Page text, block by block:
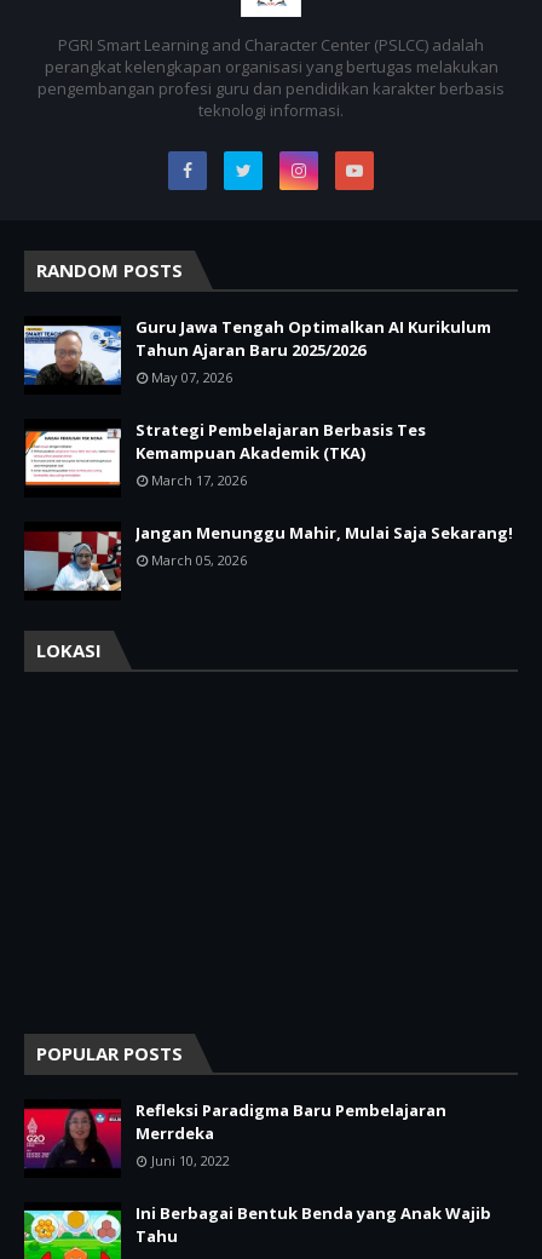
PGRI Smart Learning and Character Center (PSLCC) adalah
perangkat kelengkapan organisasi yang bertugas melakukan
pengembangan profesi guru dan pendidikan karakter berbasis
teknologi informasi.
RANDOM POSTS
Guru Jawa Tengah Optimalkan AI Kurikulum
Tahun Ajaran Baru 2025/2026
May 07, 2026
Strategi Pembelajaran Berbasis Tes
Kemampuan Akademik (TKA)
March 17, 2026
Jangan Menunggu Mahir, Mulai Saja Sekarang!
March 05, 2026
LOKASI
POPULAR POSTS
Refleksi Paradigma Baru Pembelajaran
Merrdeka
Juni 10, 2022
Ini Berbagai Bentuk Benda yang Anak Wajib
Tahu